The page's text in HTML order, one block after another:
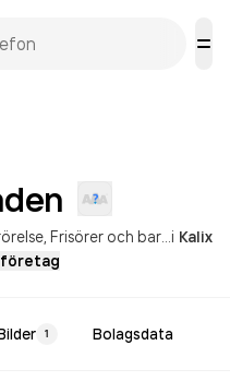
Frisörer och barberare i Kalix
1 Bolagsdata